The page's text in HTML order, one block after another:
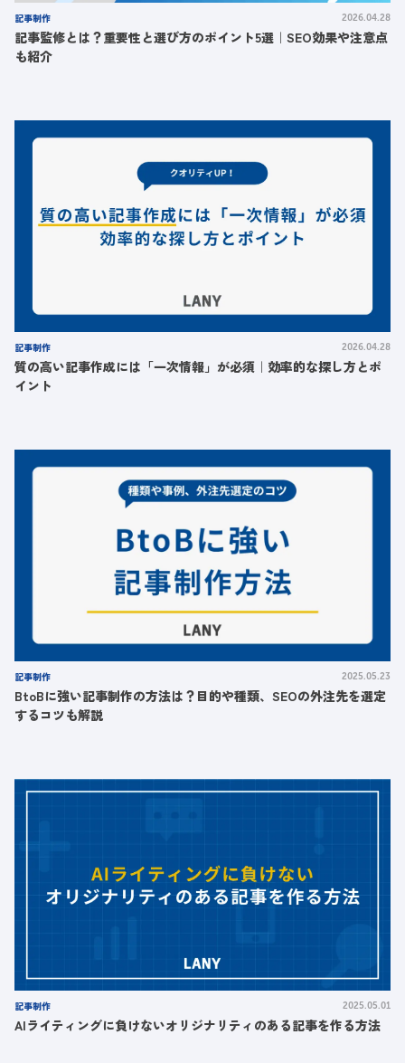
記事制作 2026.04.28
記事監修とは？重要性と選び方のポイント5選｜SEO効果や注意点
も紹介
記事制作 2026.04.28
質の高い記事作成には「一次情報」が必須｜効率的な探し方とポ
イント
記事制作 2025.05.23
BtoBに強い記事制作の方法は？目的や種類、SEOの外注先を選定
するコツも解説
記事制作 2025.05.01
AIライティングに負けないオリジナリティのある記事を作る方法